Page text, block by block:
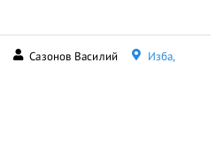
Сазонов Василий
Изба,